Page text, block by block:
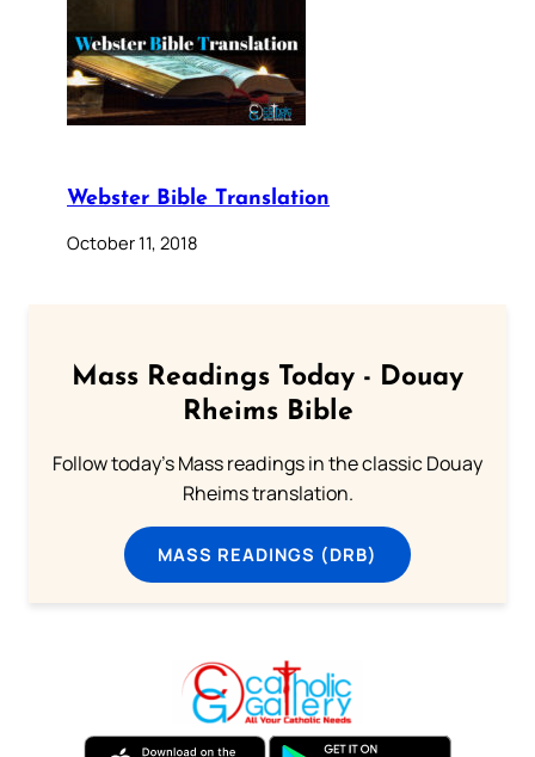
Webster Bible Translation
October 11, 2018
Mass Readings Today - Douay
Rheims Bible
Follow today's Mass readings in the classic Douay
Rheims translation.
MASS READINGS (DRB)